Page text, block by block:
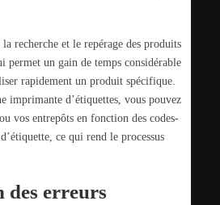
recherche et le repérage des produits
permet un gain de temps considérable
rapidement un produit spécifique.
imprimante d’étiquettes, vous pouvez
vos entrepôts en fonction des codes-
ce qui rend le processus
des erreurs